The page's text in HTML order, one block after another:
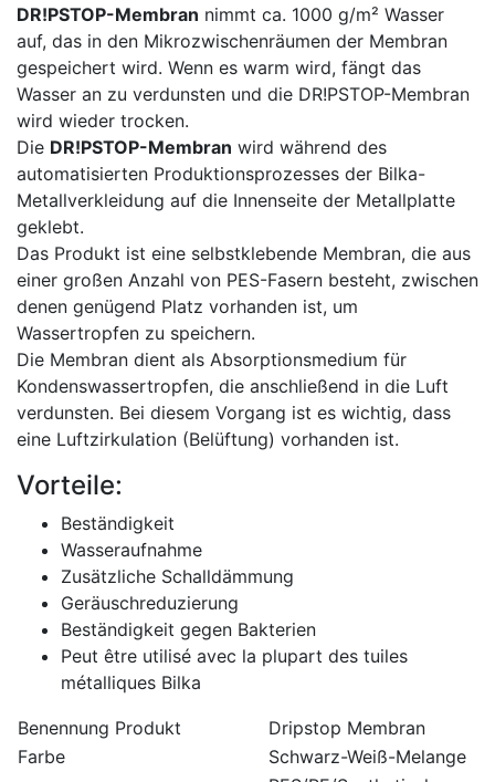
DR!PSTOP-Membran nimmt ca. 1000 g/m² Wasser
auf, das in den Mikrozwischenräumen der Membran
gespeichert wird. Wenn es warm wird, fängt das
Wasser an zu verdunsten und die DR!PSTOP-Membran
wird wieder trocken.
Die DR!PSTOP-Membran wird während des
automatisierten Produktionsprozesses der Bilka-
Metallverkleidung auf die Innenseite der Metallplatte
geklebt.
Das Produkt ist eine selbstklebende Membran, die aus
einer großen Anzahl von PES-Fasern besteht, zwischen
denen genügend Platz vorhanden ist, um
Wassertropfen zu speichern.
Die Membran dient als Absorptionsmedium für
Kondenswassertropfen, die anschließend in die Luft
verdunsten. Bei diesem Vorgang ist es wichtig, dass
eine Luftzirkulation (Belüftung) vorhanden ist.
Vorteile:
Beständigkeit
Wasseraufnahme
Zusätzliche Schalldämmung
Geräuschreduzierung
Beständigkeit gegen Bakterien
Peut être utilisé avec la plupart des tuiles
métalliques Bilka
Benennung Produkt
Dripstop Membran
Farbe
Schwarz-Weiß-Melange